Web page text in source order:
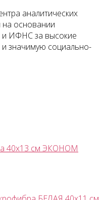
аналитических
основании
и ИФНС за высокие
и значимую социально-
40х13 см ЭКОНОМ